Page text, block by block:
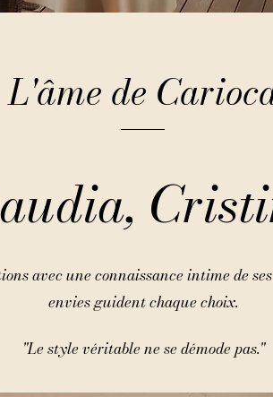
L'âme de
avec une connaissance intime de
envies guident chaque choix.
"Le style véritable ne se démode pas."